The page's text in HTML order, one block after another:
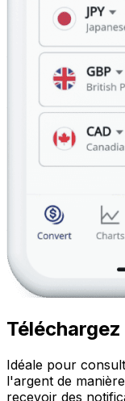
Idéale pour
l'argent de
recevoir des